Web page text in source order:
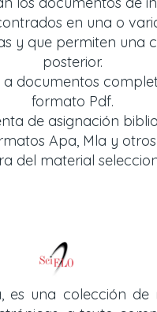
en una o
y que permiten una
posterior.
a documentos
formato Pdf.
de asignación
Apa, Mla y
del material
es una colección de